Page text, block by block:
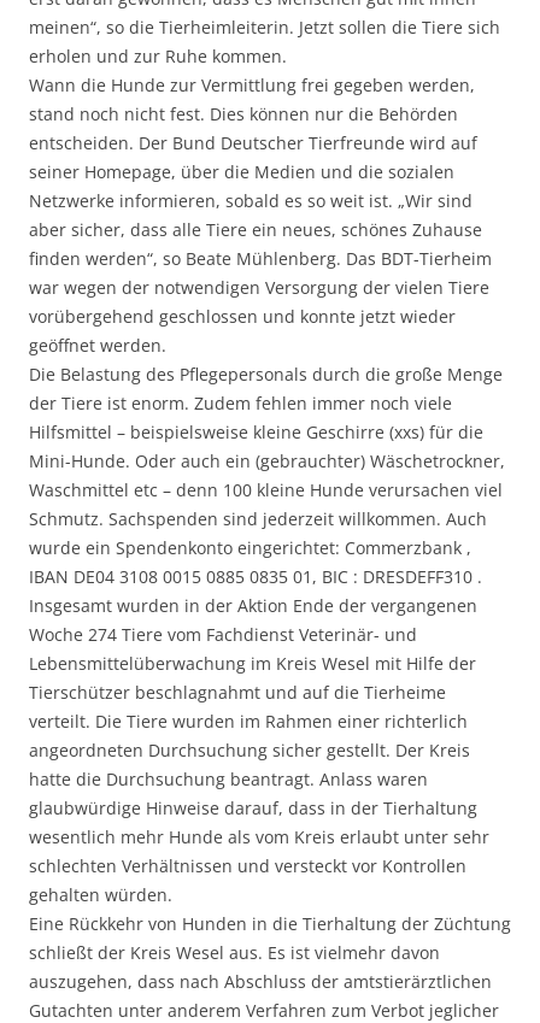
meinen“, so die Tierheimleiterin. Jetzt sollen die Tiere sich
erholen und zur Ruhe kommen.
Wann die Hunde zur Vermittlung frei gegeben werden,
stand noch nicht fest. Dies können nur die Behörden
entscheiden. Der Bund Deutscher Tierfreunde wird auf
seiner Homepage, über die Medien und die sozialen
Netzwerke informieren, sobald es so weit ist. „Wir sind
aber sicher, dass alle Tiere ein neues, schönes Zuhause
finden werden“, so Beate Mühlenberg. Das BDT-Tierheim
war wegen der notwendigen Versorgung der vielen Tiere
vorübergehend geschlossen und konnte jetzt wieder
geöffnet werden.
Die Belastung des Pflegepersonals durch die große Menge
der Tiere ist enorm. Zudem fehlen immer noch viele
Hilfsmittel – beispielsweise kleine Geschirre (xxs) für die
Mini-Hunde. Oder auch ein (gebrauchter) Wäschetrockner,
Waschmittel etc – denn 100 kleine Hunde verursachen viel
Schmutz. Sachspenden sind jederzeit willkommen. Auch
wurde ein Spendenkonto eingerichtet: Commerzbank ,
IBAN DE04 3108 0015 0885 0835 01, BIC : DRESDEFF310 .
Insgesamt wurden in der Aktion Ende der vergangenen
Woche 274 Tiere vom Fachdienst Veterinär- und
Lebensmittelüberwachung im Kreis Wesel mit Hilfe der
Tierschützer beschlagnahmt und auf die Tierheime
verteilt. Die Tiere wurden im Rahmen einer richterlich
angeordneten Durchsuchung sicher gestellt. Der Kreis
hatte die Durchsuchung beantragt. Anlass waren
glaubwürdige Hinweise darauf, dass in der Tierhaltung
wesentlich mehr Hunde als vom Kreis erlaubt unter sehr
schlechten Verhältnissen und versteckt vor Kontrollen
gehalten würden.
Eine Rückkehr von Hunden in die Tierhaltung der Züchtung
schließt der Kreis Wesel aus. Es ist vielmehr davon
auszugehen, dass nach Abschluss der amtstierärztlichen
Gutachten unter anderem Verfahren zum Verbot jeglicher